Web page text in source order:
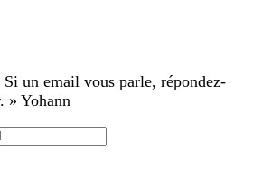
un email vous parle, répondez-
» Yohann